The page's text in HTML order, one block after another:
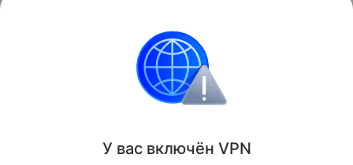
Правительства региона.
Всего, начиная с 2012 года, автомобили вручены
276 многодетным семьям.
Поделиться
У вас включён VPN